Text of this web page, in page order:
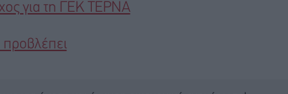
για τη ΓΕΚ ΤΕΡΝΑ